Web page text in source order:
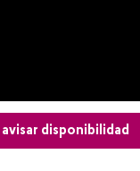
avisar disponibilidad